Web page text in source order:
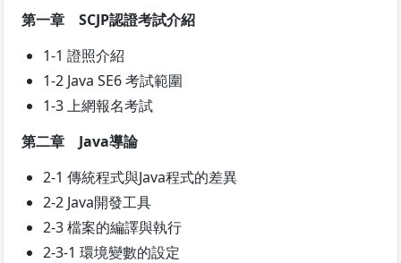
第一章 SCJP認證考試介紹
1-1 證照介紹
1-2 Java SE6 考試範圍
1-3 上網報名考試
第二章 Java導論
2-1 傳統程式與Java程式的差異
2-2 Java開發工具
2-3 檔案的編譯與執行
2-3-1 環境變數的設定